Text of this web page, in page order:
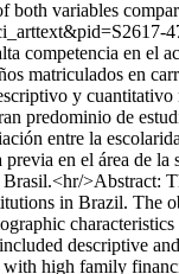
both variables
competencia en el
matriculados en
y
predominio de
entre la
en el área de
>Abstract:
in Brazil. The
descriptive
high family